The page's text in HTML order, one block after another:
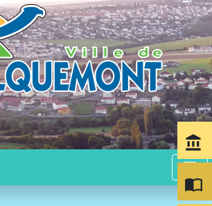
menu
account_balance
import_contacts